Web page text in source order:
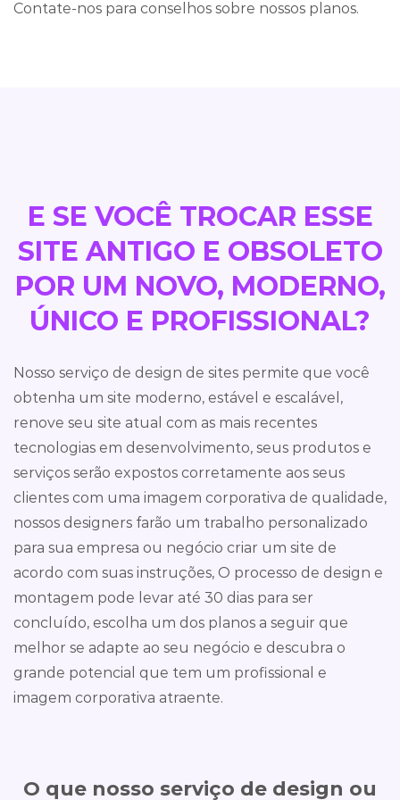
Contate-nos para conselhos sobre nossos planos.
E SE VOCÊ TROCAR ESSE
SITE ANTIGO E OBSOLETO
POR UM NOVO, MODERNO,
ÚNICO E PROFISSIONAL?
Nosso serviço de design de sites permite que você
obtenha um site moderno, estável e escalável,
renove seu site atual com as mais recentes
tecnologias em desenvolvimento, seus produtos e
serviços serão expostos corretamente aos seus
clientes com uma imagem corporativa de qualidade,
nossos designers farão um trabalho personalizado
para sua empresa ou negócio criar um site de
acordo com suas instruções, O processo de design e
montagem pode levar até 30 dias para ser
concluído, escolha um dos planos a seguir que
melhor se adapte ao seu negócio e descubra o
grande potencial que tem um profissional e
imagem corporativa atraente.
O que nosso serviço de design ou